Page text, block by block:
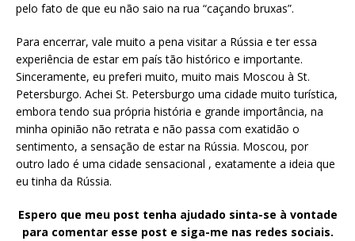
pelo fato de que eu não saio na rua “caçando bruxas”.
Para encerrar, vale muito a pena visitar a Rússia e ter essa
experiência de estar em país tão histórico e importante.
Sinceramente, eu preferi muito, muito mais Moscou à St.
Petersburgo. Achei St. Petersburgo uma cidade muito turística,
embora tendo sua própria história e grande importância, na
minha opinião não retrata e não passa com exatidão o
sentimento, a sensação de estar na Rússia. Moscou, por
outro lado é uma cidade sensacional , exatamente a ideia que
eu tinha da Rússia.
Espero que meu post tenha ajudado sinta-se à vontade
para comentar esse post e siga-me nas redes sociais.